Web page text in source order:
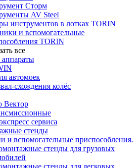
Сторм
AV Steel
инструментов в лотках TORIN
и вспомогательные
TORIN
все
автомоек
схождения колёс
Вектор
сервиса
стенды
и вспомогательные приспособления.
стенды для грузовых